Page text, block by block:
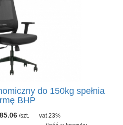
do 150kg spełnia
BHP
/szt.
vat 23%